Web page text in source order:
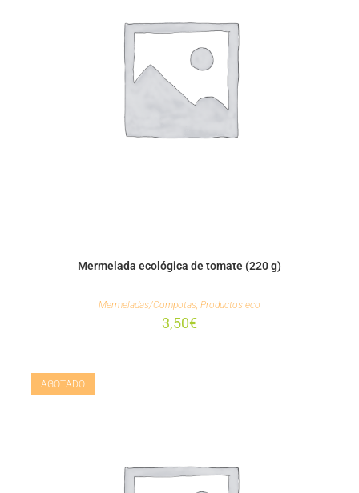
Mermelada ecológica de tomate (220 g)
Mermeladas/Compotas, Productos eco
3,50€
AGOTADO